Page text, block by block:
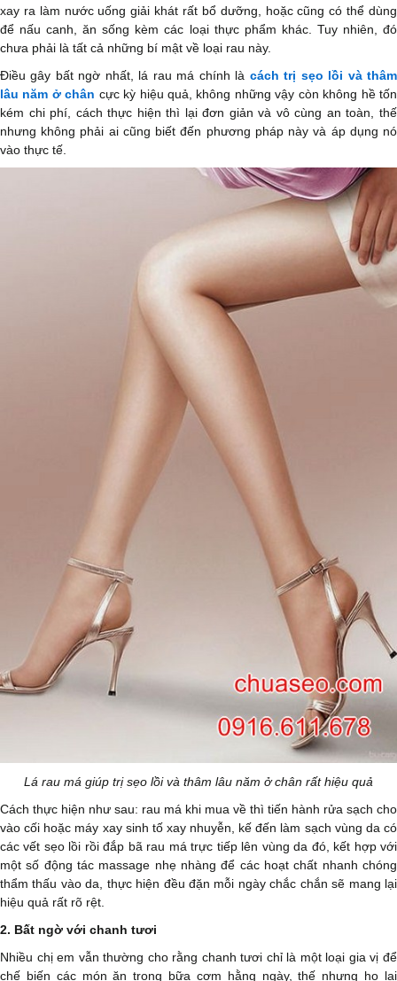
xay ra làm nước uống giải khát rất bổ dưỡng, hoặc cũng có thể dùng
để nấu canh, ăn sống kèm các loại thực phẩm khác. Tuy nhiên, đó
chưa phải là tất cả những bí mật về loại rau này.
Điều gây bất ngờ nhất, lá rau má chính là cách trị sẹo lồi và thâm
lâu năm ở chân cực kỳ hiệu quả, không những vậy còn không hề tốn
kém chi phí, cách thực hiện thì lại đơn giản và vô cùng an toàn, thế
nhưng không phải ai cũng biết đến phương pháp này và áp dụng nó
vào thực tế.
Lá rau má giúp trị sẹo lồi và thâm lâu năm ở chân rất hiệu quả
Cách thực hiện như sau: rau má khi mua về thì tiến hành rửa sạch cho
vào cối hoặc máy xay sinh tố xay nhuyễn, kế đến làm sạch vùng da có
các vết sẹo lồi rồi đắp bã rau má trực tiếp lên vùng da đó, kết hợp với
một số động tác massage nhẹ nhàng để các hoạt chất nhanh chóng
thẩm thấu vào da, thực hiện đều đặn mỗi ngày chắc chắn sẽ mang lại
hiệu quả rất rõ rệt.
2. Bất ngờ với chanh tươi
Nhiều chị em vẫn thường cho rằng chanh tươi chỉ là một loại gia vị để
chế biến các món ăn trong bữa cơm hằng ngày, thế nhưng họ lại